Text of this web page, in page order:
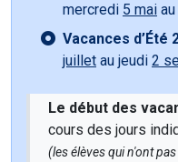
mercredi 5 mai
Vacances d’Été
juillet au jeudi 2
Le début des
cours des jours
(les élèves qui n'ont